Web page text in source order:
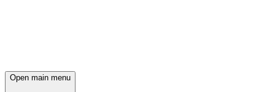
Open main menu